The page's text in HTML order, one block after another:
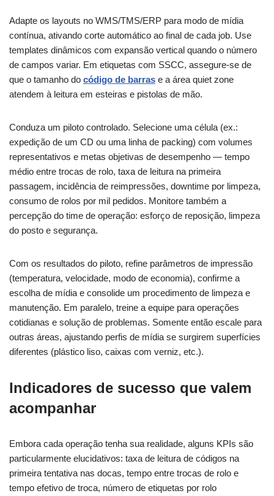
Adapte os layouts no WMS/TMS/ERP para modo de mídia
contínua, ativando corte automático ao final de cada job. Use
templates dinâmicos com expansão vertical quando o número
de campos variar. Em etiquetas com SSCC, assegure-se de
que o tamanho do código de barras e a área quiet zone
atendem à leitura em esteiras e pistolas de mão.
Conduza um piloto controlado. Selecione uma célula (ex.:
expedição de um CD ou uma linha de packing) com volumes
representativos e metas objetivas de desempenho — tempo
médio entre trocas de rolo, taxa de leitura na primeira
passagem, incidência de reimpressões, downtime por limpeza,
consumo de rolos por mil pedidos. Monitore também a
percepção do time de operação: esforço de reposição, limpeza
do posto e segurança.
Com os resultados do piloto, refine parâmetros de impressão
(temperatura, velocidade, modo de economia), confirme a
escolha de mídia e consolide um procedimento de limpeza e
manutenção. Em paralelo, treine a equipe para operações
cotidianas e solução de problemas. Somente então escale para
outras áreas, ajustando perfis de mídia se surgirem superfícies
diferentes (plástico liso, caixas com verniz, etc.).
Indicadores de sucesso que valem
acompanhar
Embora cada operação tenha sua realidade, alguns KPIs são
particularmente elucidativos: taxa de leitura de códigos na
primeira tentativa nas docas, tempo entre trocas de rolo e
tempo efetivo de troca, número de etiquetas por rolo